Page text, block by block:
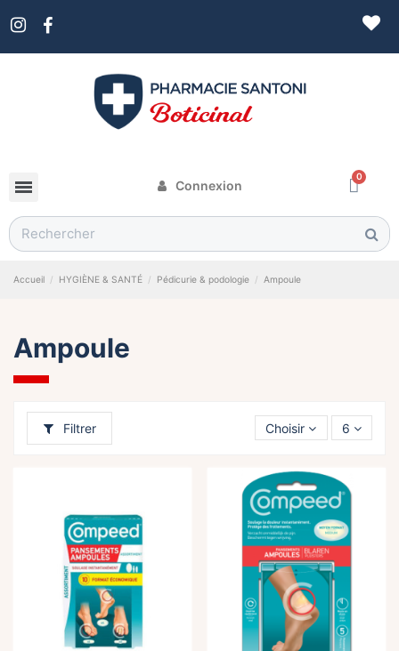
Connexion
Accueil HYGIÈNE & SANTÉ Pédicurie & podologie Ampoule
Ampoule
Filtrer Choisir 6